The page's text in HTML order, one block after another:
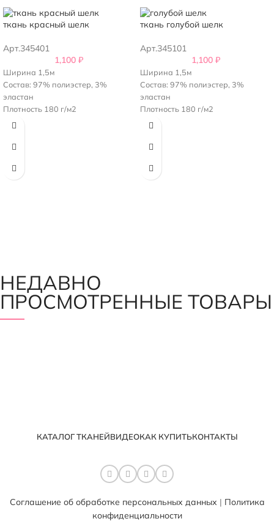
ткань красный шелк
Арт.345401
1,100 ₽
Ширина 1,5м
Состав: 97% полиэстер, 3%
эластан
Плотность 180 г/м2
ткань голубой шелк
Арт.345101
1,100 ₽
Ширина 1,5м
Состав: 97% полиэстер, 3%
эластан
Плотность 180 г/м2
НЕДАВНО
ПРОСМОТРЕННЫЕ ТОВАРЫ
КАТАЛОГ ТКАНЕЙВИДЕОКАК КУПИТЬКОНТАКТЫ
Соглашение об обработке персональных данных | Политика
конфиденциальности